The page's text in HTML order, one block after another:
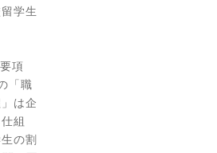
学生
項
「職
は企
組
の割